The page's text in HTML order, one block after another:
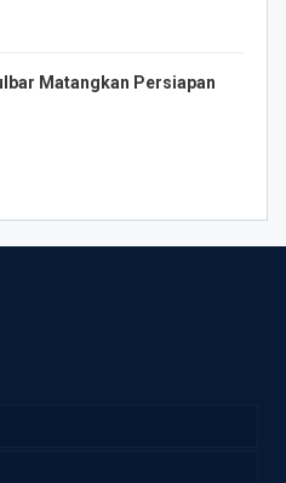
Matangkan Persiapan